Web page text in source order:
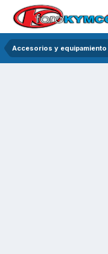
Accesorios y equipamiento